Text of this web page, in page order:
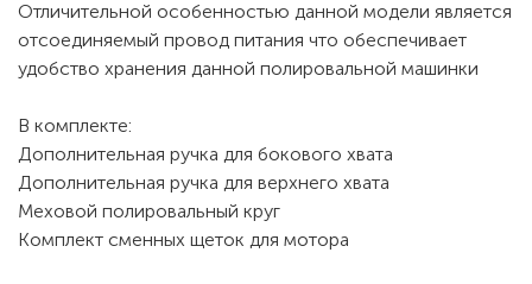
Отличительной особенностью данной модели является
отсоединяемый провод питания что обеспечивает
удобство хранения данной полировальной машинки
В комплекте:
Дополнительная ручка для бокового хвата
Дополнительная ручка для верхнего хвата
Меховой полировальный круг
Комплект сменных щеток для мотора